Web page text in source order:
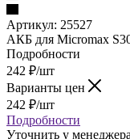
Варианты цен
242₽/шт
Подробности
Уточнить у менеджера
Нашли дешевле?
Под заказ
Наши менеджеры
условия есть ли